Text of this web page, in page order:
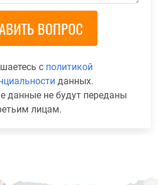
с политикой
данных.
данные не будут переданы
лицам.